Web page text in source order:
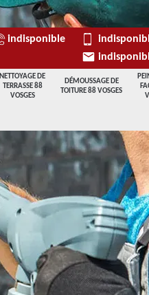
NETTOYAGE DE
TERRASSE 88
VOSGES
DÉMOUSSAGE DE
TOITURE 88 VOSGES
indisponible